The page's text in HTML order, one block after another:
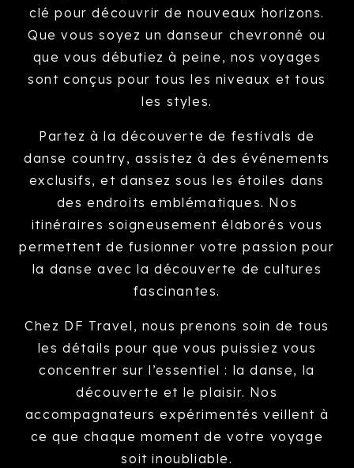
clé pour découvrir de nouveaux horizons.
Que vous soyez un danseur chevronné ou
que vous débutiez à peine, nos voyages
sont conçus pour tous les niveaux et tous
les styles.
Partez à la découverte de festivals de
danse country, assistez à des événements
exclusifs, et dansez sous les étoiles dans
des endroits emblématiques. Nos
itinéraires soigneusement élaborés vous
permettent de fusionner votre passion pour
la danse avec la découverte de cultures
fascinantes.
Chez DF Travel, nous prenons soin de tous
les détails pour que vous puissiez vous
concentrer sur l’essentiel : la danse, la
découverte et le plaisir. Nos
accompagnateurs expérimentés veillent à
ce que chaque moment de votre voyage
soit inoubliable.